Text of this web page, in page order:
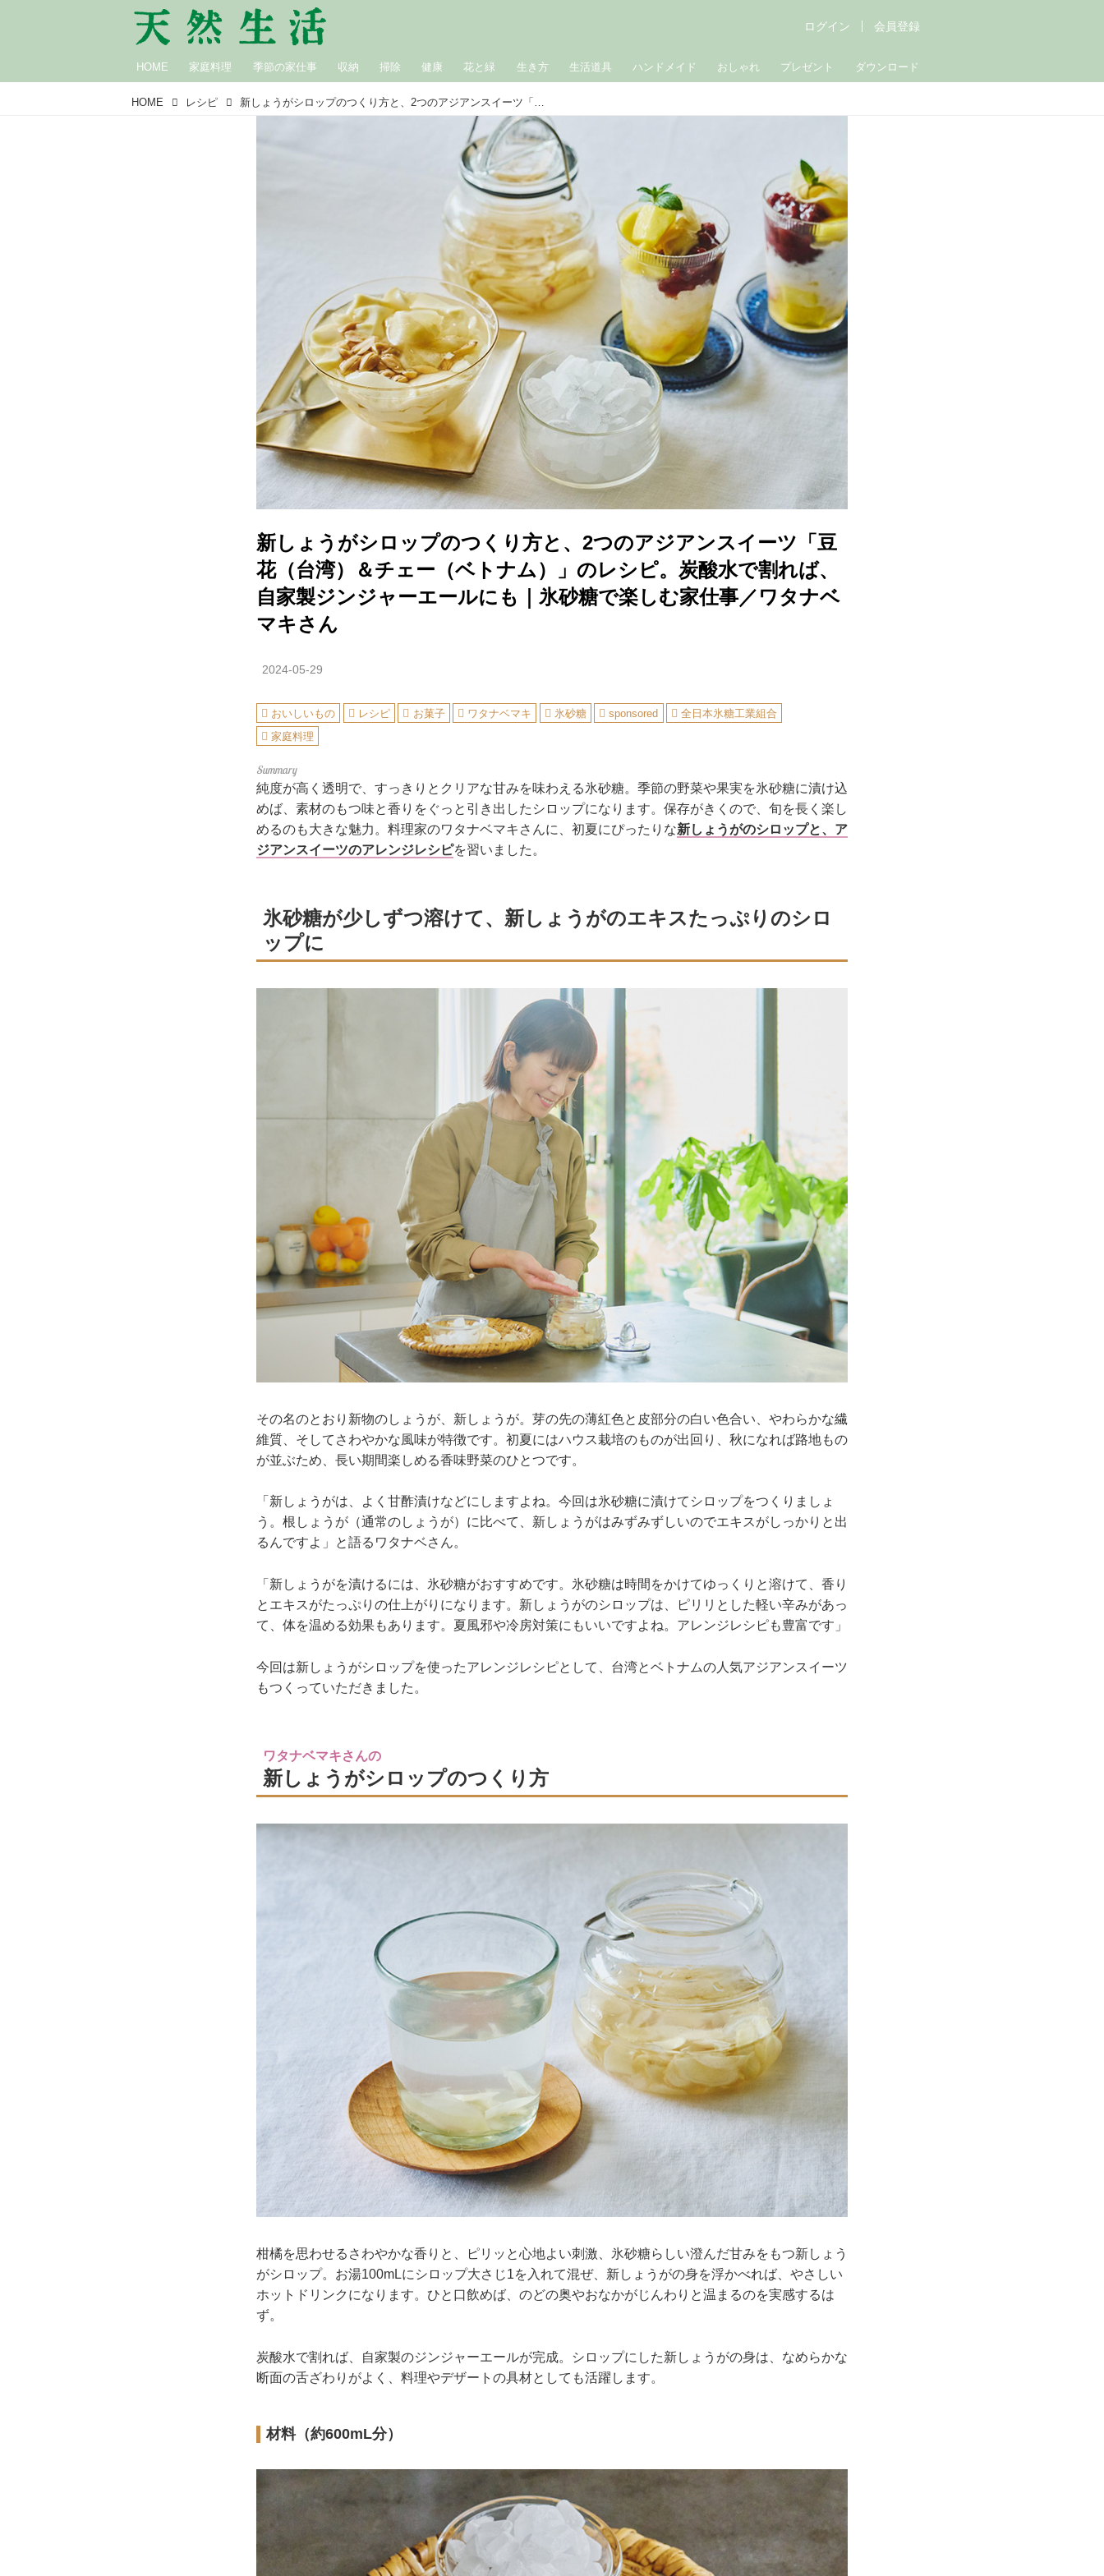
HOME 家庭料理 季節の家仕事 収納 掃除 健康 花と緑 生き方 生活道具 ハンドメイド おしゃれ プレゼント ダウンロード
ログイン 会員登録
HOME レシピ 新しょうがシロップのつくり方と、2つのアジアンスイーツ「豆花（台湾）＆チェー（ベトナム）」のレシピ。炭酸水で割れば、自家製ジンジャーエールにも｜氷砂糖で楽しむ家仕事／ワタナベマキさん
新しょうがシロップのつくり方と、2つのアジアンスイーツ「豆
花（台湾）＆チェー（ベトナム）」のレシピ。炭酸水で割れば、
自家製ジンジャーエールにも｜氷砂糖で楽しむ家仕事／ワタナベ
マキさん
2024-05-29
おいしいもの レシピ お菓子 ワタナベマキ 氷砂糖 sponsored
全日本氷糖工業組合
家庭料理
純度が高く透明で、すっきりとクリアな甘みを味わえる氷砂糖。季節の野菜や果実を氷砂糖に漬け込
めば、素材のもつ味と香りをぐっと引き出したシロップになります。保存がきくので、旬を長く楽し
めるのも大きな魅力。料理家のワタナベマキさんに、初夏にぴったりな新しょうがのシロップと、ア
ジアンスイーツのアレンジレシピを習いました。
氷砂糖が少しずつ溶けて、新しょうがのエキスたっぷりのシロ
ップに
その名のとおり新物のしょうが、新しょうが。芽の先の薄紅色と皮部分の白い色合い、やわらかな繊
維質、そしてさわやかな風味が特徴です。初夏にはハウス栽培のものが出回り、秋になれば路地もの
が並ぶため、長い期間楽しめる香味野菜のひとつです。
「新しょうがは、よく甘酢漬けなどにしますよね。今回は氷砂糖に漬けてシロップをつくりましょ
う。根しょうが（通常のしょうが）に比べて、新しょうがはみずみずしいのでエキスがしっかりと出
るんですよ」と語るワタナベさん。
「新しょうがを漬けるには、氷砂糖がおすすめです。氷砂糖は時間をかけてゆっくりと溶けて、香り
とエキスがたっぷりの仕上がりになります。新しょうがのシロップは、ピリリとした軽い辛みがあっ
て、体を温める効果もあります。夏風邪や冷房対策にもいいですよね。アレンジレシピも豊富です」
今回は新しょうがシロップを使ったアレンジレシピとして、台湾とベトナムの人気アジアンスイーツ
もつくっていただきました。
ワタナベマキさんの
新しょうがシロップのつくり方
柑橘を思わせるさわやかな香りと、ピリッと心地よい刺激、氷砂糖らしい澄んだ甘みをもつ新しょう
がシロップ。お湯100mLにシロップ大さじ1を入れて混ぜ、新しょうがの身を浮かべれば、やさしい
ホットドリンクになります。ひと口飲めば、のどの奥やおなかがじんわりと温まるのを実感するは
ず。
炭酸水で割れば、自家製のジンジャーエールが完成。シロップにした新しょうがの身は、なめらかな
断面の舌ざわりがよく、料理やデザートの具材としても活躍します。
材料（約600mL分）